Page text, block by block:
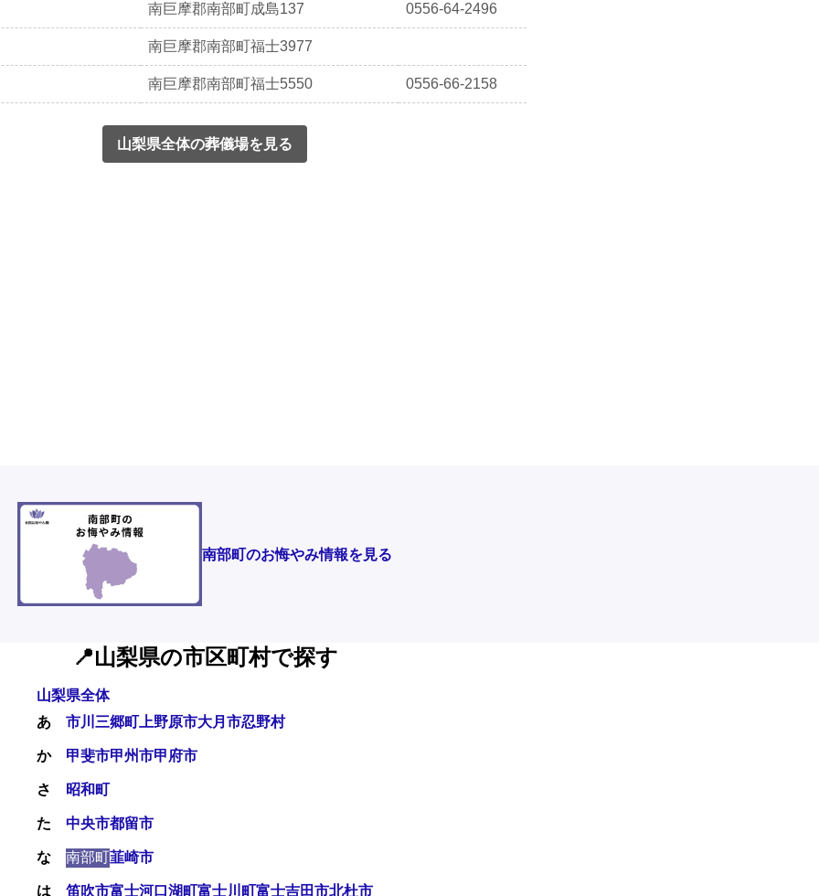
南巨摩郡南部町成島137 0556-64-2496
南巨摩郡南部町福士3977
南巨摩郡南部町福士5550 0556-66-2158
山梨県全体の葬儀場を見る
南部町のお悔やみ情報を見る
📍山梨県の市区町村で探す
山梨県全体
あ
市川三郷町上野原市大月市忍野村
か 甲斐市甲州市甲府市
さ 昭和町
た 中央市都留市
な 南部町韮崎市
は 笛吹市富士河口湖町富士川町富士吉田市北杜市